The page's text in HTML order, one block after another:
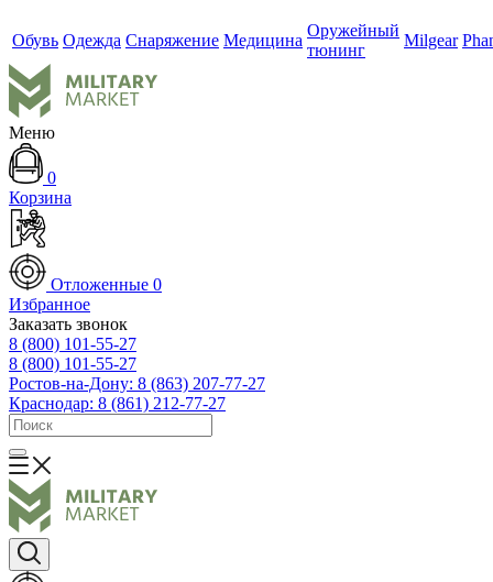
Обувь Одежда Снаряжение Медицина
Оружейный
тюнинг
Milgear
Меню
0
Корзина
Отложенные 0
Избранное
Заказать звонок
8 (800) 101-55-27
8 (800) 101-55-27
Ростов-на-Дону: 8 (863) 207-77-27
Краснодар: 8 (861) 212-77-27